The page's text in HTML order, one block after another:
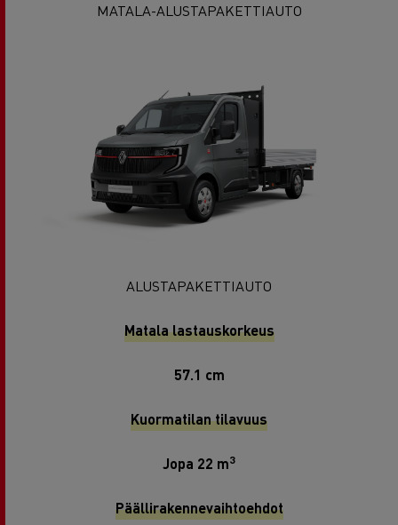
MATALA-ALUSTAPAKETTIAUTO
ALUSTAPAKETTIAUTO
Matala lastauskorkeus
57.1 cm
Kuormatilan tilavuus
Jopa 22 m3
Päällirakennevaihtoehdot